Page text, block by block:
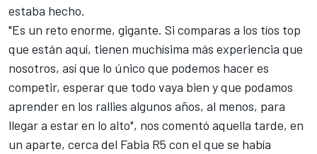
estaba hecho.
"Es un reto enorme, gigante. Si comparas a los tíos top
que están aquí, tienen muchísima más experiencia que
nosotros, así que lo único que podemos hacer es
competir, esperar que todo vaya bien y que podamos
aprender en los rallies algunos años, al menos, para
llegar a estar en lo alto", nos comentó aquella tarde, en
un aparte, cerca del Fabia R5 con el que se había